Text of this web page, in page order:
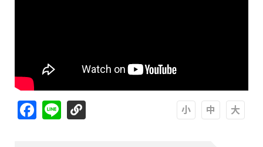
Facebook
Line